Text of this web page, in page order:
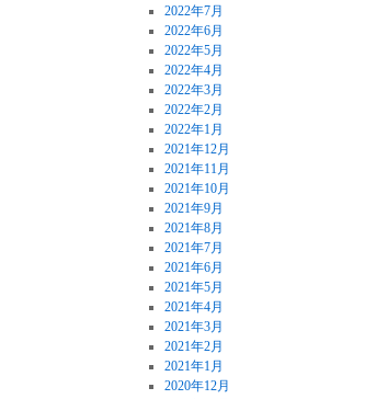
2022年7月
2022年6月
2022年5月
2022年4月
2022年3月
2022年2月
2022年1月
2021年12月
2021年11月
2021年10月
2021年9月
2021年8月
2021年7月
2021年6月
2021年5月
2021年4月
2021年3月
2021年2月
2021年1月
2020年12月